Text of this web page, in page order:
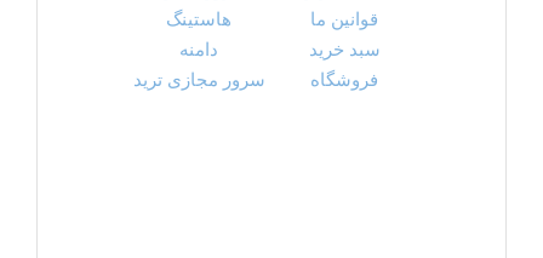
قوانین ما
سبد خرید
فروشگاه
هاستینگ
دامنه
سرور مجازی ترید